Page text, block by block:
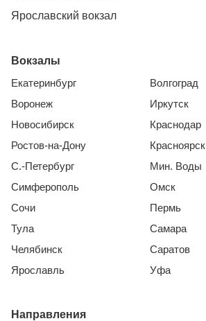
Ярославский вокзал
Вокзалы
Екатеринбург
Воронеж
Новосибирск
Ростов-на-Дону
С.-Петербург
Симферополь
Сочи
Тула
Челябинск
Ярославль
Волгоград
Иркутск
Краснодар
Красноярск
Мин. Воды
Омск
Пермь
Самара
Саратов
Уфа
Направления